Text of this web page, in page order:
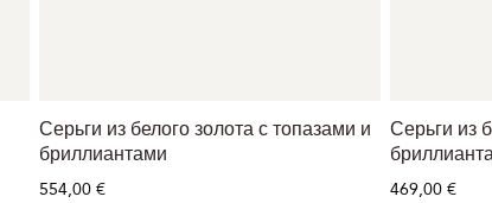
Серьги из белого золота с топазами и
бриллиантами
554,00 €
Серьги из
469,00 €